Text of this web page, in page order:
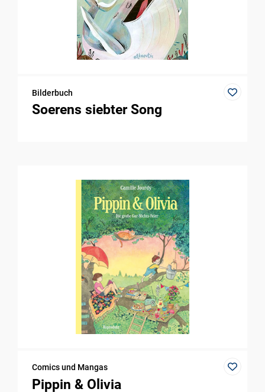
Bilderbuch
Soerens siebter Song
Comics und Mangas
Pippin & Olivia